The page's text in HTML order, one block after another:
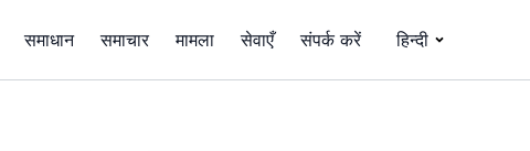
समाधान समाचार मामला सेवाएँ संपर्क करें हिन्दी